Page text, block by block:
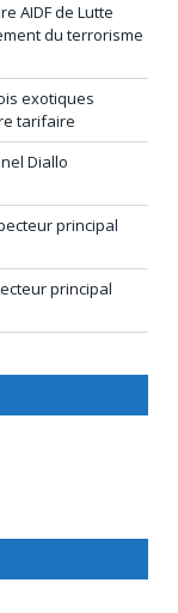
AIDF de Lutte
du terrorisme
exotiques
tarifaire
Diallo
principal
principal